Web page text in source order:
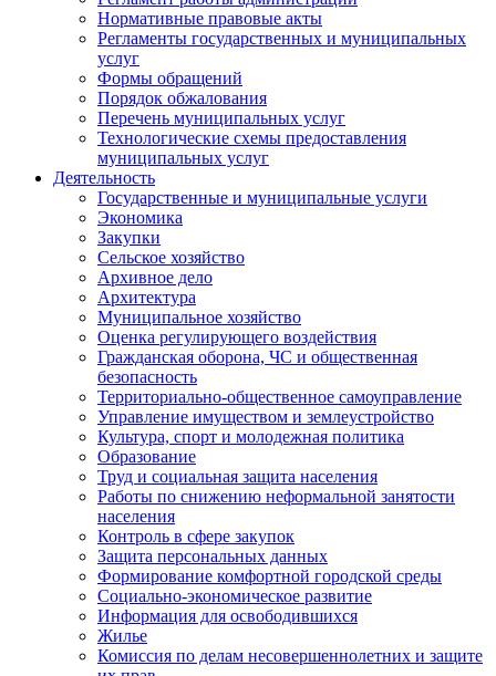
Нормативные правовые акты
Регламенты государственных и муниципальных
услуг
Формы обращений
Порядок обжалования
Перечень муниципальных услуг
Технологические схемы предоставления
муниципальных услуг
Деятельность
Государственные и муниципальные услуги
Экономика
Закупки
Сельское хозяйство
Архивное дело
Архитектура
Муниципальное хозяйство
Оценка регулирующего воздействия
Гражданская оборона, ЧС и общественная
безопасность
Территориально-общественное самоуправление
Управление имуществом и землеустройство
Культура, спорт и молодежная политика
Образование
Труд и социальная защита населения
Работы по снижению неформальной занятости
населения
Контроль в сфере закупок
Защита персональных данных
Формирование комфортной городской среды
Социально-экономическое развитие
Информация для освободившихся
Жилье
Комиссия по делам несовершеннолетних и защите